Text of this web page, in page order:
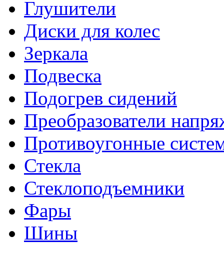
Глушители
Диски для колес
Зеркала
Подвеска
Подогрев сидений
Преобразователи
Противоугонные
Стекла
Стеклоподъемники
Фары
Шины